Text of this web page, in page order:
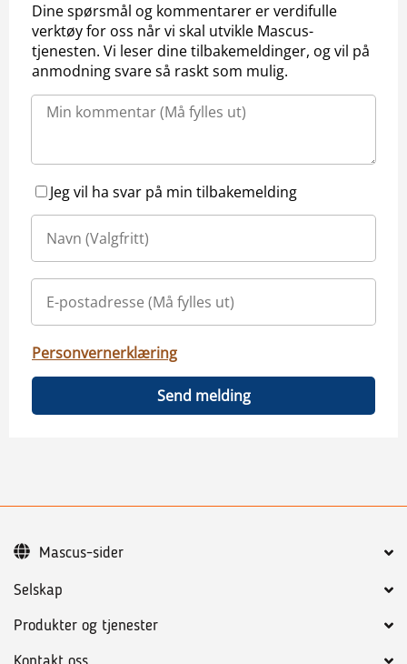
Dine spørsmål og kommentarer er verdifulle
verktøy for oss når vi skal utvikle Mascus-
tjenesten. Vi leser dine tilbakemeldinger, og vil på
anmodning svare så raskt som mulig.
Jeg vil ha svar på min tilbakemelding
Personvernerklæring
Send melding
Selskap
Produkter og tjenester
Mascus-sider